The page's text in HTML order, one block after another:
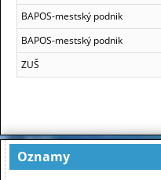
BAPOS-mestský podnik
BAPOS-mestský podnik
ZUŠ
Oznamy